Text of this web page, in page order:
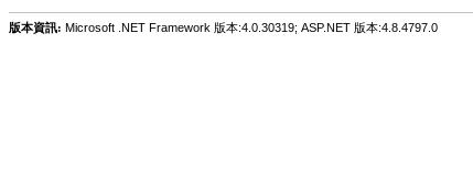
版本資訊: Microsoft .NET Framework 版本:4.0.30319; ASP.NET 版本:4.8.4797.0